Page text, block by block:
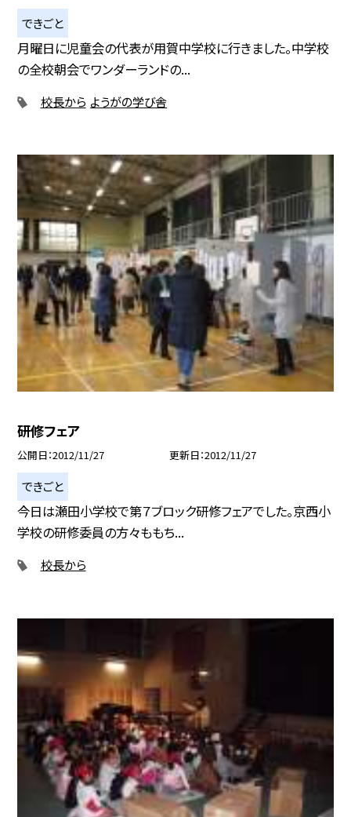
できごと
月曜日に児童会の代表が用賀中学校に行きました。中学校
の全校朝会でワンダーランドの...
校長から ようがの学び舎
研修フェア
公開日 2012/11/27 更新日 2012/11/27
できごと
今日は瀬田小学校で第７ブロック研修フェアでした。京西小
学校の研修委員の方々ももち...
校長から